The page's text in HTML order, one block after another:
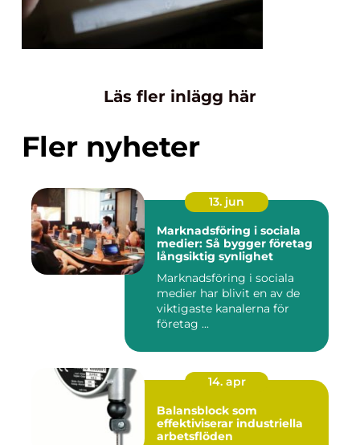
Läs fler inlägg här
Fler nyheter
13. jun
Marknadsföring i sociala
medier: Så bygger företag
långsiktig synlighet
Marknadsföring i sociala
medier har blivit en av de
viktigaste kanalerna för
företag ...
14. apr
Balansblock som
effektiviserar industriella
arbetsflöden